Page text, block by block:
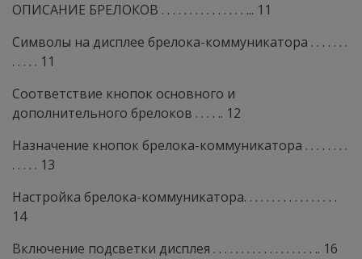
ОПИСАНИЕ БРЕЛОКОВ . . . . . . . . . . . . . . . ... 11
Символы на дисплее брелока-коммуникатора . . . . . . .
. . . . . 11
Соответствие кнопок основного и
дополнительного брелоков . . . . .. 12
Назначение кнопок брелока-коммуникатора . . . . . . . .
. . . . . 13
Настройка брелока-коммуникатора. . . . . . . . . . . . . . . . .
14
Включение подсветки дисплея . . . . . . . . . . . . . . . . . . .. 16